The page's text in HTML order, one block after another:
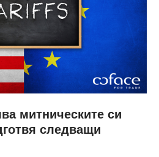
митническите си
следващи